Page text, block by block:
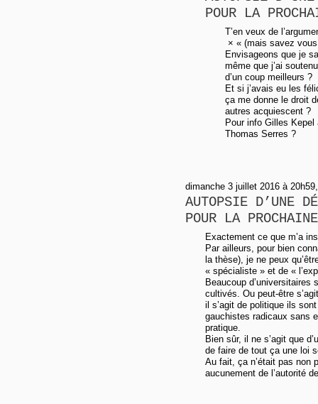
POUR LA
T’en veux de
× « (mais savez vous
Envisageons que je
même que j’ai
d’un coup meilleurs ?
Et si j’avais eu les
ça me donne le droit
autres acquiescent ?
Pour info Gilles
Thomas Serres ?
dimanche 3 juillet 2016 à
AUTOPSIE D’UNE
POUR LA
Exactement ce que m’a
Par ailleurs, pour bien
la thèse), je ne peux
« spécialiste » et de «
Beaucoup d’universitaires
cultivés. Ou peut-être
il s’agit de politique ils
gauchistes radicaux sans
pratique.
Bien sûr, il ne s’agit que
de faire de tout ça une loi
Au fait, ça n’était pas non
aucunement de l’autorité